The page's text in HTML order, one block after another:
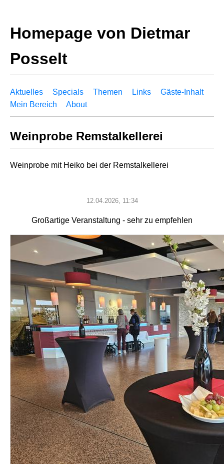
Homepage von Dietmar
Posselt
Aktuelles Specials Themen Links
Gäste-Inhalt
Mein Bereich
About
Weinprobe Remstalkellerei
Weinprobe mit Heiko bei der Remstalkellerei
12.04.2026, 11:34
Großartige Veranstaltung - sehr zu empfehlen